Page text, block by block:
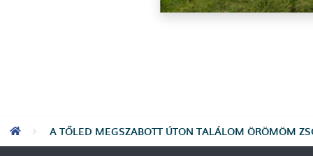
Morzsa
A TŐLED MEGSZABOTT ÚTON TALÁLOM ÖRÖMÖM